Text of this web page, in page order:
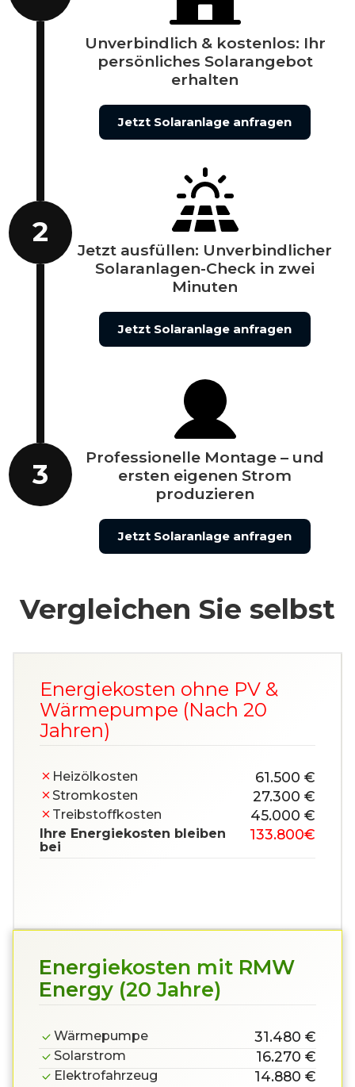
2
3
Unverbindlich & kostenlos: Ihr
persönliches Solarangebot
erhalten
Jetzt Solaranlage anfragen
Jetzt ausfüllen: Unverbindlicher
Solaranlagen-Check in zwei
Minuten
Jetzt Solaranlage anfragen
Professionelle Montage – und
ersten eigenen Strom
produzieren
Jetzt Solaranlage anfragen
Vergleichen Sie selbst
Energiekosten ohne PV &
Wärmepumpe (Nach 20
Jahren)
Heizölkosten 61.500 €
Stromkosten 27.300 €
Treibstoff­kosten 45.000 €
Ihre Energiekosten bleiben
bei
133.800€
Energiekosten mit RMW
Energy (20 Jahre)
Wärmepumpe 31.480 €
Solarstrom 16.270 €
Elektrofahrzeug 14.880 €